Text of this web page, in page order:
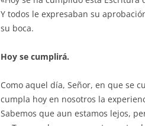
Y todos le expresaban su
su boca.
Hoy se cumplirá.
Como aquel día, Señor, en que se
cumpla hoy en nosotros la
Sabemos que aun estamos lejos,